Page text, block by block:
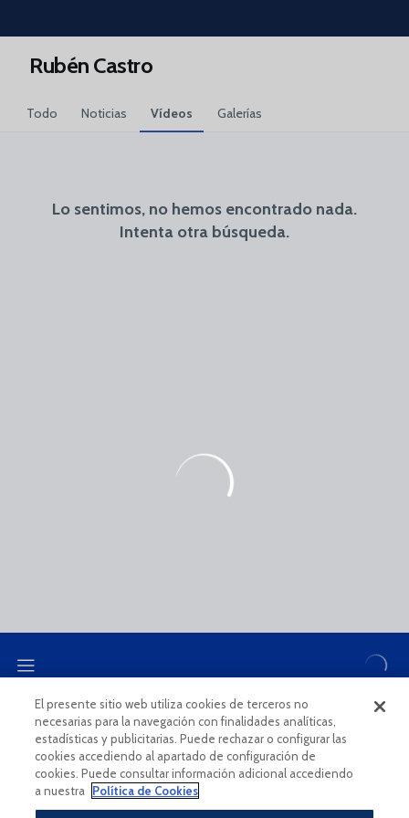
Skip to main content
Rubén Castro
Todo Noticias Vídeos Galerías
Lo sentimos, no hemos encontrado nada.
Intenta otra búsqueda.
CANAL ÉTICO
El presente sitio web utiliza cookies de terceros no
necesarias para la navegación con finalidades analíticas,
estadísticas y publicitarias. Puede rechazar o configurar las
cookies accediendo al apartado de configuración de
cookies. Puede consultar información adicional accediendo
a nuestra
Política de Cookies